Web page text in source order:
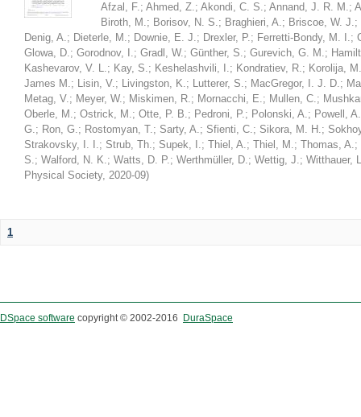
Afzal, F.; Ahmed, Z.; Akondi, C. S.; Annand, J. R. M.;
Biroth, M.; Borisov, N. S.; Braghieri, A.; Briscoe, W. J.;
Denig, A.; Dieterle, M.; Downie, E. J.; Drexler, P.; Ferretti-Bondy, M. I.;
Glowa, D.; Gorodnov, I.; Gradl, W.; Günther, S.; Gurevich, G. M.;
Kashevarov, V. L.; Kay, S.; Keshelashvili, I.; Kondratiev, R.; Korolija, M.
James M.; Lisin, V.; Livingston, K.; Lutterer, S.; MacGregor, I. J. D.;
Metag, V.; Meyer, W.; Miskimen, R.; Mornacchi, E.; Mullen, C.;
Oberle, M.; Ostrick, M.; Otte, P. B.; Pedroni, P.; Polonski, A.; Powell, A.
G.; Ron, G.; Rostomyan, T.; Sarty, A.; Sfienti, C.; Sikora, M. H.;
Strakovsky, I. I.; Strub, Th.; Supek, I.; Thiel, A.; Thiel, M.; Thomas, A.;
S.; Walford, N. K.; Watts, D. P.; Werthmüller, D.; Wettig, J.; Witthauer,
Physical Society, 2020-09)
1
DSpace software copyright © 2002-2016 DuraSpace